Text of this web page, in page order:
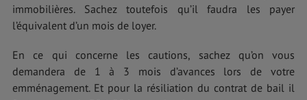
immobilières. Sachez toutefois qu’il faudra les payer
l’équivalent d’un mois de loyer.
En ce qui concerne les cautions, sachez qu’on vous
demandera de 1 à 3 mois d’avances lors de votre
emménagement. Et pour la résiliation du contrat de bail il